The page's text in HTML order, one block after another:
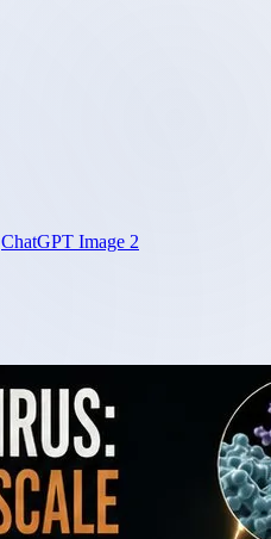
ChatGPT Image 2